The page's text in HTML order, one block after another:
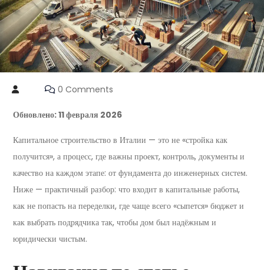
0 Comments
Обновлено: 11 февраля 2026
Капитальное строительство в Италии — это не «стройка как
получится», а процесс, где важны проект, контроль, документы и
качество на каждом этапе: от фундамента до инженерных систем.
Ниже — практичный разбор: что входит в капитальные работы,
как не попасть на переделки, где чаще всего «сыпется» бюджет и
как выбрать подрядчика так, чтобы дом был надёжным и
юридически чистым.